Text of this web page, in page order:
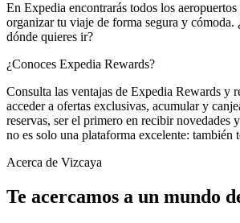
En Expedia encontrarás todos los
organizar tu viaje de forma segura y cómoda.
dónde quieres ir?
¿Conoces Expedia Rewards?
Consulta las ventajas de Expedia Rewards y
acceder a ofertas exclusivas, acumular y
reservas, ser el primero en recibir novedades
no es solo una plataforma excelente: también
Acerca de Vizcaya
Te acercamos a un mundo